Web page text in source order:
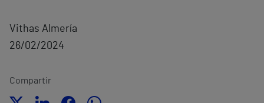
Vithas Almería
26/02/2024
Compartir